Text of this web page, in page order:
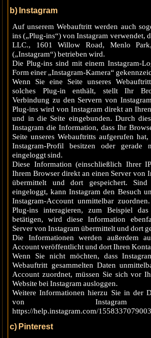
b) Instagram
Auf unserem Webauftritt werden auch
ins („Plug-ins“) von Instagram verwendet,
LLC., 1601 Willow Road, Menlo
(„Instagram“) betrieben wird.
Die Plug-ins sind mit einem Instagram-
Form einer „Instagram-Kamera“
Wenn Sie eine Seite unseres
solches Plug-in enthält, stellt Ihr
Verbindung zu den Servern von
Plug-ins wird von Instagram direkt an
und in die Seite eingebunden. Durch
Instagram die Information, dass Ihr
Seite unseres Webauftritts aufgerufen
Instagram-Profil besitzen oder gerade
eingeloggt sind.
Diese Information (einschließlich Ihrer
Ihrem Browser direkt an einen Server von
übermittelt und dort gespeichert.
eingeloggt, kann Instagram den Besuch
Instagram-Account unmittelbar
Plug-ins interagieren, zum Beispiel das
betätigen, wird diese Information
Server von Instagram übermittelt und dort
Die Informationen werden außerdem
Account veröffentlicht und dort Ihren
Wenn Sie nicht möchten, dass
Webauftritt gesammelten Daten
Account zuordnet, müssen Sie sich vor
Website bei Instagram ausloggen.
Weitere Informationen hierzu Sie in der
von
https://help.instagram.com/
c) Pinterest